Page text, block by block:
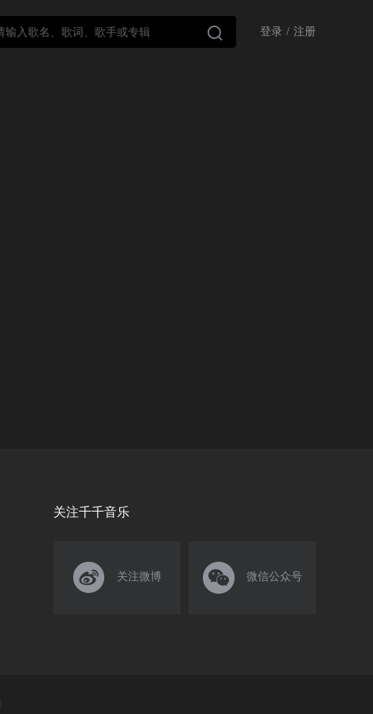
 登录 / 注册
关注千千音乐
 关注微博  微信公众号